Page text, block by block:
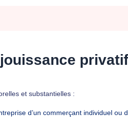
et substantielles :
d’un commerçant individuel ou